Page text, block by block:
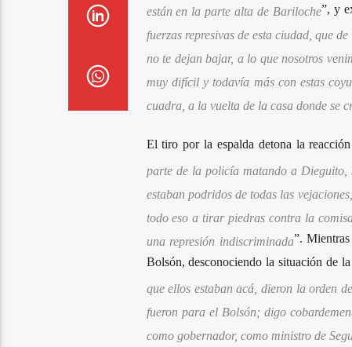
están en la parte alta de Bariloche”, y
fuerzas represivas de esta ciudad, que
no te dejan bajar, a lo que nosotros
muy difícil y todavía más con estas
cuadra, a la vuelta de la casa donde se
El tiro por la espalda detona la
parte de la policía matando a Dieguito,
estaban podridos de todas las
todo eso a tirar piedras contra la
una represión indiscriminada”.
Bolsón, desconociendo la situación de
que ellos estaban acá, dieron la orden
fueron para el Bolsón; digo
como gobernador, como ministro de